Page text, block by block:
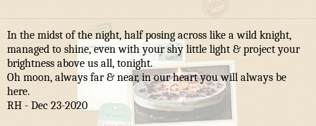
In the midst of the night, half posing across like a wild knight,
managed to shine, even with your shy little light & project your
brightness above us all, tonight.
Oh moon, always far & near, in our heart you will always be
here.
RH - Dec 23-2020